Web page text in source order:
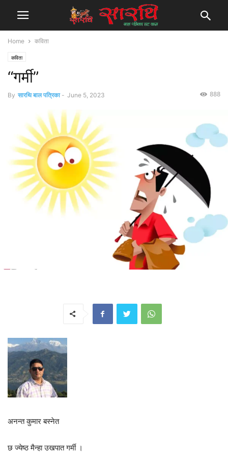
Home कविता
कविता
“गर्मी”
By सारथि बाल पत्रिका - June 5, 2023 888
अनन्त कुमार बस्नेत
छ ज्येष्ठ मैन्हा उखपात गर्मी ।